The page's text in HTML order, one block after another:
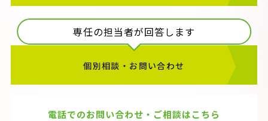
専任の担当者が回答します
個別相談・お問い合わせ
電話でのお問い合わせ・ご相談はこちら